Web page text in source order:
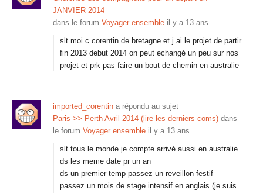
JANVIER 2014
dans le forum Voyager ensemble il y a 13 ans
slt moi c corentin de bretagne et j ai le projet de partir
fin 2013 debut 2014 on peut echangé un peu sur nos
projet et prk pas faire un bout de chemin en australie
imported_corentin a répondu au sujet
Paris >> Perth Avril 2014 (lire les derniers coms) dans
le forum Voyager ensemble il y a 13 ans
slt tous le monde je compte arrivé aussi en australie
ds les meme date pr un an
ds un premier temp passez un reveillon festif
passez un mois de stage intensif en anglais (je suis